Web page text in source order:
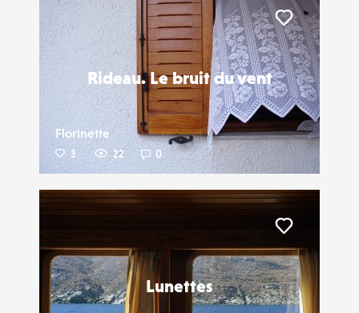
Rideau. Le bruit du vent
Florinette
3 22 0
Liker
Lunettes